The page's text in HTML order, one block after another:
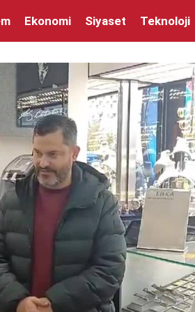
Ekonomi Siyaset Teknoloji